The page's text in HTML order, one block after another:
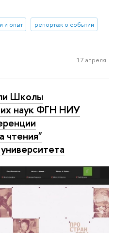
и опыт репортаж о событии
17 апреля
Школы
наук ФГН НИУ
чтения"